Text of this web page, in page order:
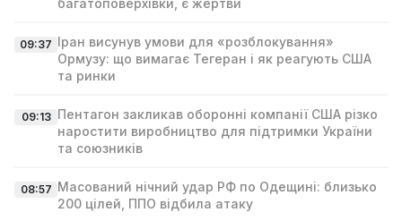
багатоповерхівки, є жертви
09:37 Іран висунув умови для «розблокування»
Ормузу: що вимагає Тегеран і як реагують США
та ринки
09:13 Пентагон закликав оборонні компанії США різко
наростити виробництво для підтримки України
та союзників
08:57 Масований нічний удар РФ по Одещині: близько
200 цілей, ППО відбила атаку